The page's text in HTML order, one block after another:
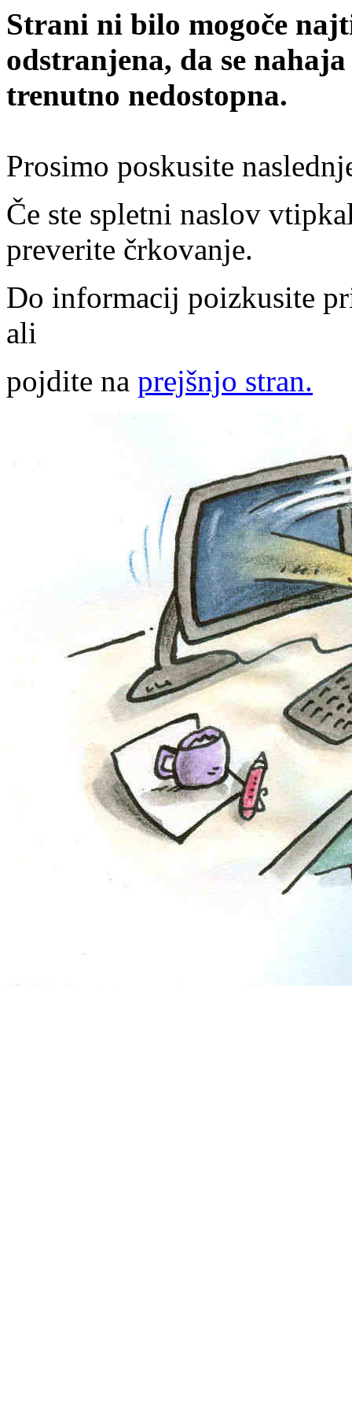
Strani ni bilo mogoče
odstranjena, da se
trenutno nedostopna.
Prosimo poskusite
Če ste spletni naslov
preverite črkovanje.
Do informacij poizkusite
ali
pojdite na prejšnjo stran.